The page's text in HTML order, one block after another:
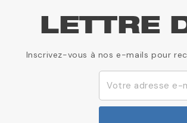
LETTRE
Inscrivez-vous à nos e-mails pour